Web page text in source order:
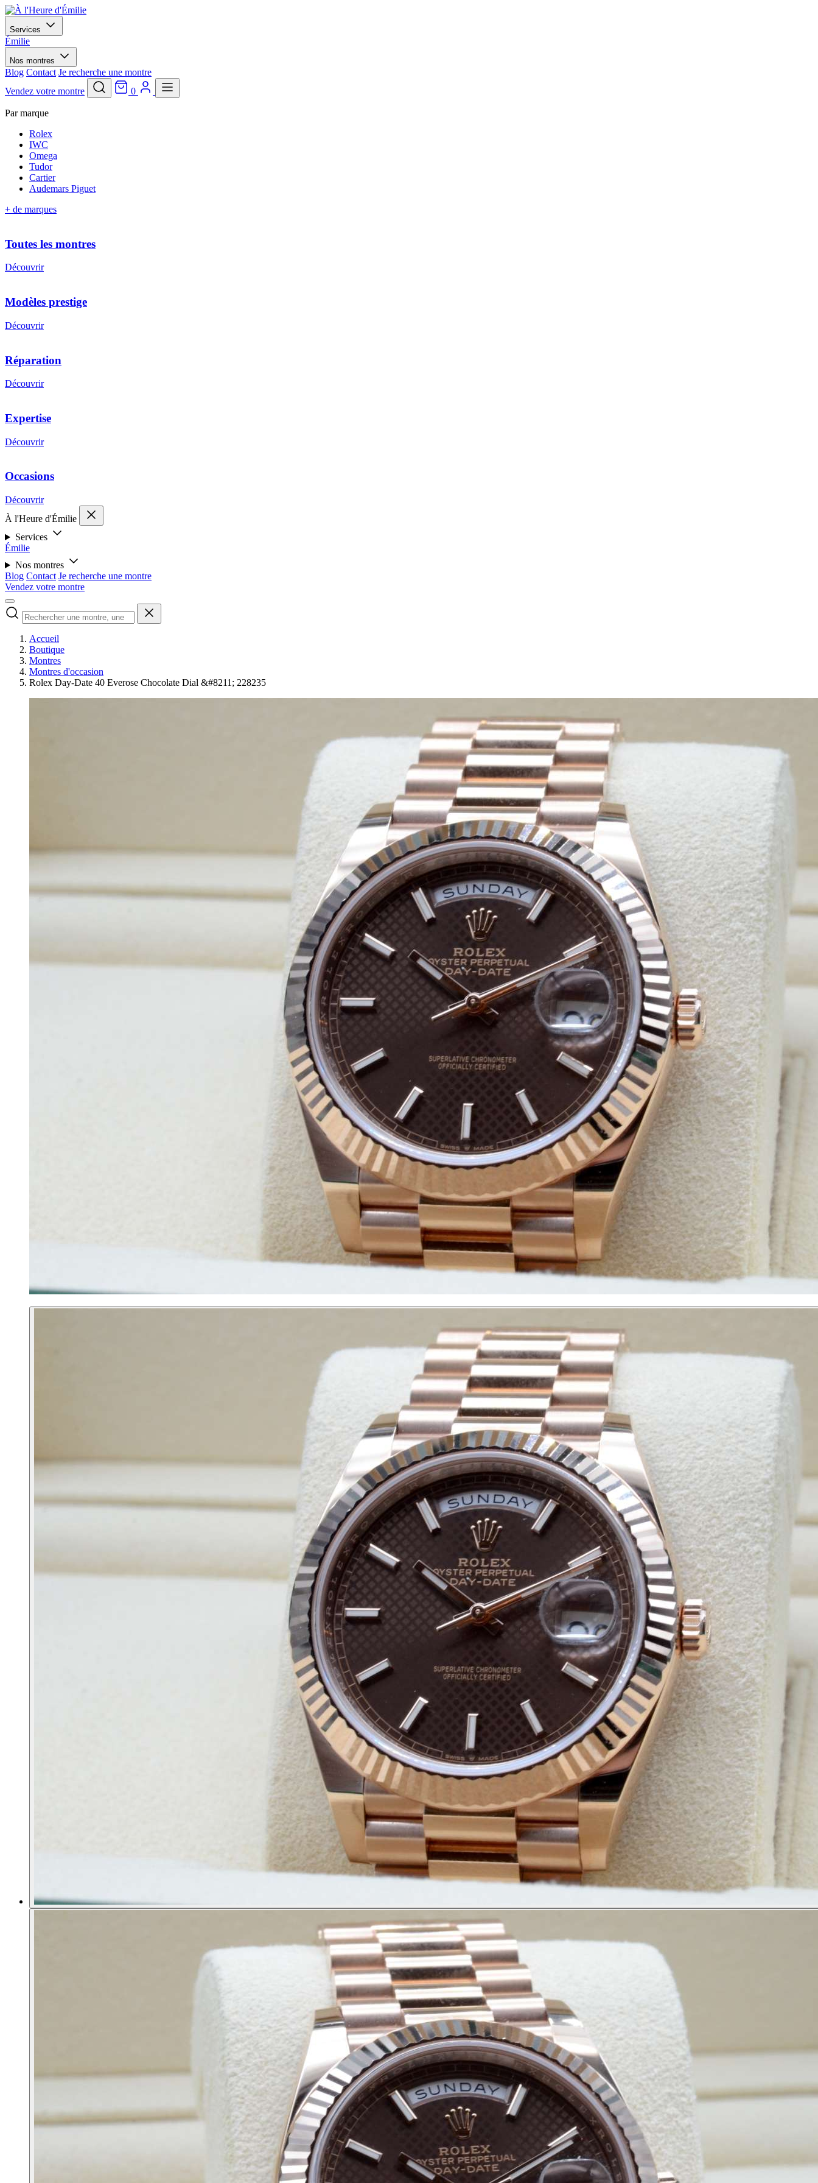
Services
Émilie
Nos montres
Blog Contact Je recherche une montre
Vendez votre montre
0
Par marque
Rolex
IWC
Omega
Tudor
Cartier
Audemars Piguet
+ de marques
Toutes les montres
Découvrir
Modèles prestige
Découvrir
Réparation
Découvrir
Expertise
Découvrir
Occasions
Découvrir
À l'Heure d'Émilie
Services
Émilie
Nos montres
Blog Contact Je recherche une montre
Vendez votre montre
Accueil
Boutique
Montres
Montres d'occasion
Rolex Day-Date 40 Everose Chocolate Dial &#8211; 228235